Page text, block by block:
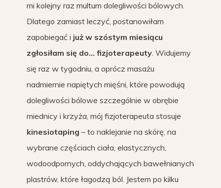
mi kolejny raz multum dolegliwości bólowych.
Dlatego zamiast leczyć, postanowiłam
zapobiegać i już w szóstym miesiącu
zgłosiłam się do… fizjoterapeuty. Widujemy
się raz w tygodniu, a oprócz masażu
nadmiernie napiętych mięśni, które powodują
dolegliwości bólowe szczególnie w obrębie
miednicy i krzyża, mój fizjoterapeuta stosuje
kinesiotaping – to naklejanie na skórę, na
wybrane częściach ciała, elastycznych,
wodoodpornych, oddychających bawełnianych
plastrów, które łagodzą ból. Jestem po kilku